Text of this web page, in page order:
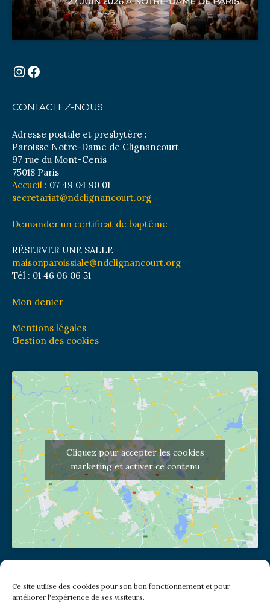
Ce site utilise des cookies pour son bon fonctionnement et pour
améliorer l'expérience de ses visiteurs.
Instagram
Facebook
CONTACTEZ-NOUS
Adresse postale et presbytère :
Paroisse Notre-Dame de Clignancourt
97 rue du Mont-Cenis
75018 Paris
Accueil : 07 49 04 90 01
secretariat@ndclignancourt.org
Demander un certificat de baptême
RÉSERVER UNE SALLE
maisonparoissiale@ndclignancourt.org
Tél : 01 46 06 06 51
Mon denier
Mentions légales
Gestion des cookies
Cliquez pour accepter les cookies
marketing et activer ce contenu
(pas de courrier à cette adresse)
2 place Jules Joffrin - 75018